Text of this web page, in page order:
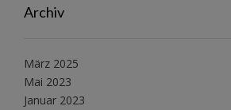
Archiv
März 2025
Mai 2023
Januar 2023